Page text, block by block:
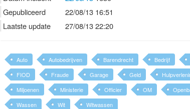
Gepubliceerd
22/08/13 16:51
Laatste update
27/08/13 22:20
Auto Autobedrijven Barendrecht Bedrijf
FIOD
Fraude Garage Geld
Miljoenen
Ministerie Officier OM
Wassen
Wit Witwassen